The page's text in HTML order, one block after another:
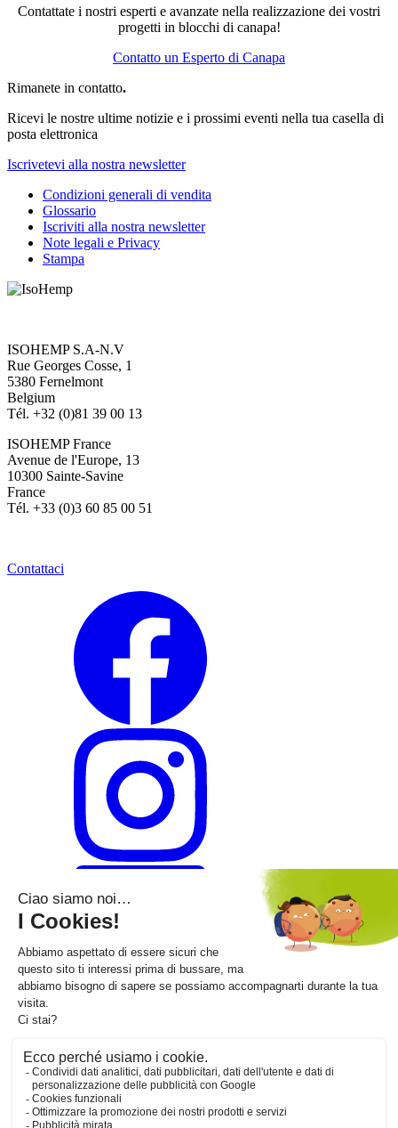
Contattate i nostri esperti e avanzate nella realizzazione dei vostri
progetti in blocchi di canapa!
Contatto un Esperto di Canapa
Rimanete in contatto.
Ricevi le nostre ultime notizie e i prossimi eventi nella tua casella di
posta elettronica
Iscrivetevi alla nostra newsletter
Condizioni generali di vendita
Glossario
Iscriviti alla nostra newsletter
Note legali e Privacy
Stampa
ISOHEMP S.A-N.V
Rue Georges Cosse, 1
5380 Fernelmont
Belgium
Tél. +32 (0)81 39 00 13
ISOHEMP France
Avenue de l'Europe, 13
10300 Sainte-Savine
France
Tél. +33 (0)3 60 85 00 51
Contattaci